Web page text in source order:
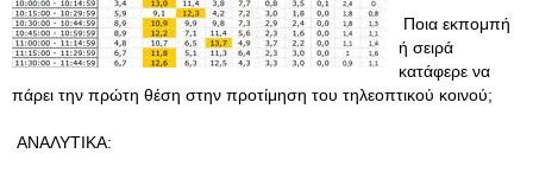
Ποια εκπομπή
ή σειρά
κατάφερε να
πάρει την πρώτη θέση στην προτίμηση του τηλεοπτικού κοινού;
ΑΝΑΛΥΤΙΚΑ: